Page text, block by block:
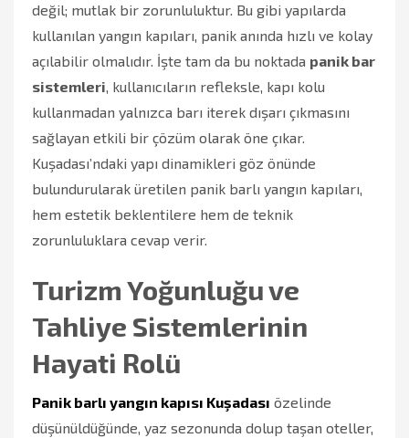
değil; mutlak bir zorunluluktur. Bu gibi yapılarda
kullanılan yangın kapıları, panik anında hızlı ve kolay
açılabilir olmalıdır. İşte tam da bu noktada panik bar
sistemleri, kullanıcıların refleksle, kapı kolu
kullanmadan yalnızca barı iterek dışarı çıkmasını
sağlayan etkili bir çözüm olarak öne çıkar.
Kuşadası’ndaki yapı dinamikleri göz önünde
bulundurularak üretilen panik barlı yangın kapıları,
hem estetik beklentilere hem de teknik
zorunluluklara cevap verir.
Turizm Yoğunluğu ve
Tahliye Sistemlerinin
Hayati Rolü
Panik barlı yangın kapısı Kuşadası özelinde
düşünüldüğünde, yaz sezonunda dolup taşan oteller,